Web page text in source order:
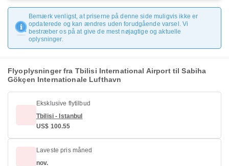
Bemærk venligst, at priserne på denne side muligvis ikke er
opdaterede og kan ændres uden forudgående varsel. Vi
bestræber os på at give de mest nøjagtige og aktuelle
oplysninger.
Flyoplysninger fra Tbilisi International Airport til Sabiha
Gökçen Internationale Lufthavn
Eksklusive flytilbud
Tbilisi - Istanbul
US$ 100.55
Laveste pris måned
nov.